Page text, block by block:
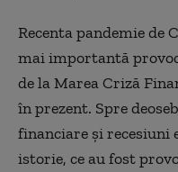
Recenta pandemie de
mai importantă
de la Marea Criză
în prezent. Spre
financiare și recesiuni
istorie, ce au fost